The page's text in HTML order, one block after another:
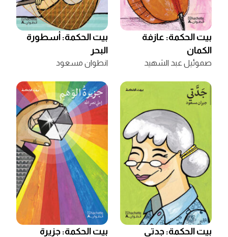
بيت الحكمة: عازفة
الكمان
صموئيل عبد الشهيد
بيت الحكمة: أسطورة
البحر
انطوان مسعود
بيت الحكمة: جدتي
بيت الحكمة: جزيرة